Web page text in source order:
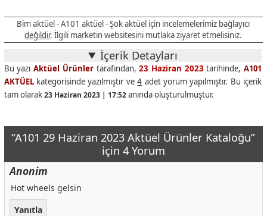
Bim aktüel - A101 aktüel - Şok aktüel için incelemelerimiz bağlayıcı
değildir. İlgili marketin websitesini mutlaka ziyaret etmelisiniz.
İçerik Detayları
Bu yazıAktüel Ürünlertarafından,23 Haziran 2023 tarihinde,A101
AKTÜELkategorisinde yazılmıştır ve4 adet yorum yapılmıştır. Bu içerik
tam olarak23 Haziran 2023 | 17:52anında oluşturulmuştur.
“A101 29 Haziran 2023 Aktüel Ürünler Kataloğu”
için 4 Yorum
Anonim
Hot wheels gelsin
Yanıtla